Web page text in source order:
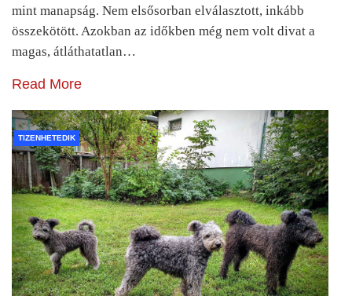
mint manapság. Nem elsősorban elválasztott, inkább
összekötött. Azokban az időkben még nem volt divat a
magas, átláthatatlan…
Read More
TIZENHETEDIK